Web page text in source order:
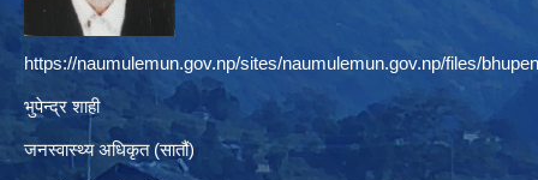
https://naumulemun.gov.np/sites/naumulemun.gov.np/files/
भुपेन्द्र शाही
जनस्वास्थ्य अधिकृत (सातौं)